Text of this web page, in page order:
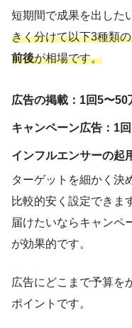
短期間で成果を出した
きく分けて以下3種類
前後が相場です。
広告の掲載：1回5〜50
キャンペーン広告：1
インフルエンサーの起
ターゲットを細かく決
比較的安く設定できま
届けたいならキャンペ
が効果的です。
広告にどこまで予算を
ポイントです。